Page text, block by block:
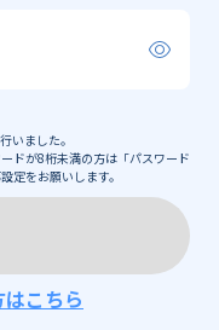
いました。
ドが8桁未満の方は「パスワード
定をお願いします。
こちら